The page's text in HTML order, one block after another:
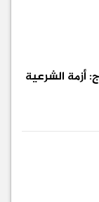
أزمة الشرعية